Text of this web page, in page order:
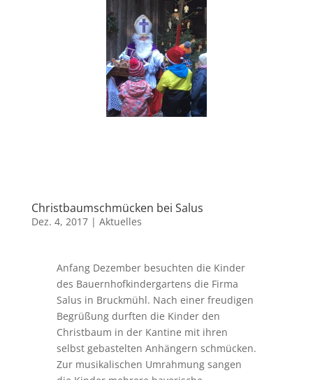
Christbaumschmücken bei Salus
Dez. 4, 2017| Aktuelles
Anfang Dezember besuchten die Kinder
des Bauernhofkindergartens die Firma
Salus in Bruckmühl. Nach einer freudigen
Begrüßung durften die Kinder den
Christbaum in der Kantine mit ihren
selbst gebastelten Anhängern schmücken.
Zur musikalischen Umrahmung sangen